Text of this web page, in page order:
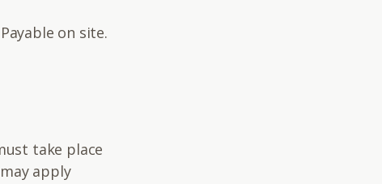
on site.
take place
apply